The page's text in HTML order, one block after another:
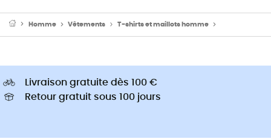
Homme Vêtements T-shirts et maillots homme
Livraison gratuite dès 100 €
Retour gratuit sous 100 jours